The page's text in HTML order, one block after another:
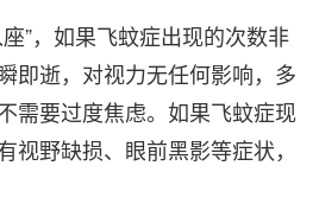
，如果飞蚊症出现的次数非
即逝，对视力无任何影响，多
需要过度焦虑。如果飞蚊症现
视野缺损、眼前黑影等症状，